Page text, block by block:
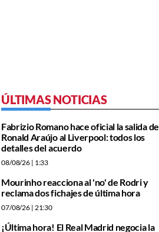
ÚLTIMAS NOTICIAS
Fabrizio Romano hace oficial la salida de
Ronald Araújo al Liverpool: todos los
detalles del acuerdo
08/08/26 | 1:33
Mourinho reacciona al 'no' de Rodri y
reclama dos fichajes de última hora
07/08/26 | 21:30
¡Última hora! El Real Madrid negocia la